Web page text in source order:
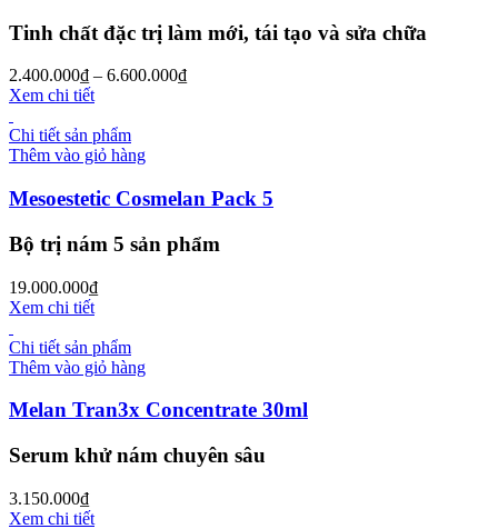
Tinh chất đặc trị làm mới, tái tạo và sửa chữa
2.400.000₫ – 6.600.000₫
Xem chi tiết
Chi tiết sản phẩm
Thêm vào giỏ hàng
Mesoestetic Cosmelan Pack 5
Bộ trị nám 5 sản phẩm
19.000.000₫
Xem chi tiết
Chi tiết sản phẩm
Thêm vào giỏ hàng
Melan Tran3x Concentrate 30ml
Serum khử nám chuyên sâu
3.150.000₫
Xem chi tiết